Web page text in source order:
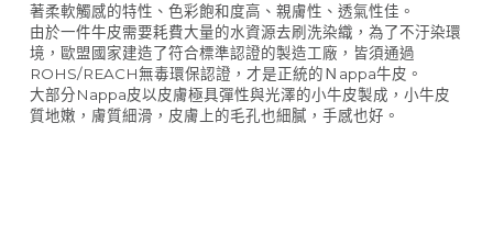
著柔軟觸感的特性、色彩飽和度高、親膚性、透氣性佳。
由於一件牛皮需要耗費大量的水資源去刷洗染織，為了不汙染環
境，歐盟國家建造了符合標準認證的製造工廠，皆須通過
ROHS/REACH無毒環保認證，才是正統的Ｎappa牛皮。
大部分Nappa皮以皮膚極具彈性與光澤的小牛皮製成，小牛皮
質地嫩，膚質細滑，皮膚上的毛孔也細膩，手感也好。